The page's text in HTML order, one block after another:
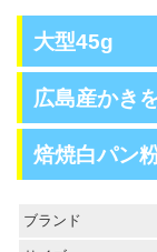
大型45g
広島産かき
焙焼白パン
ブランド